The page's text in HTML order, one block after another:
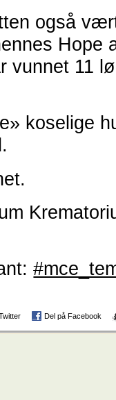
også
Hope
vunnet 11
koselige
Del på Facebook